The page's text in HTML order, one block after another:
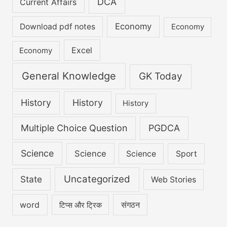
Download pdf notes Economy Economy
Economy Excel
General Knowledge GK Today
History History History
Multiple Choice Question PGDCA
Science Science Science Sport
State Uncategorized Web Stories
word टिप्स और ट्रिक संगठन